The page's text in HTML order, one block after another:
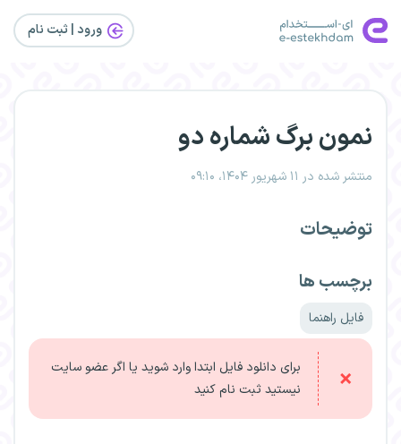
ورود | ثبت‌ نام
نمون برگ شماره دو
منتشر شده در ۱۱ شهریور ۱۴۰۴، ۰۹:۱۰
توضیحات
برچسب ها
فایل راهنما
برای دانلود فایل ابتدا وارد شوید یا اگر عضو سایت
نیستید ثبت نام کنید